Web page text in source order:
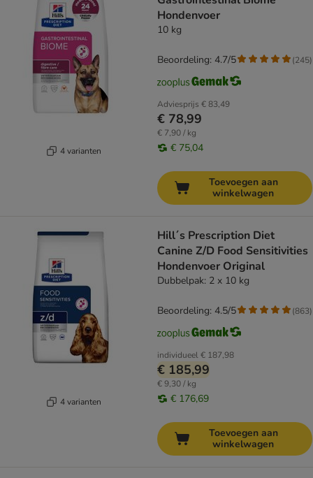
4 varianten
Hondenvoer
10 kg
Adviesprijs € 83,49
€ 78,99
€ 7,90 / kg
€ 75,04
Beoordeling: 4.7/5 (245)
Toevoegen aan
winkelwagen
4 varianten
Hill´s Prescription Diet
Canine Z/D Food Sensitivities
Hondenvoer Original
Dubbelpak: 2 x 10 kg
individueel€ 187,98
€ 185,99
€ 9,30 / kg
€ 176,69
Beoordeling: 4.5/5 (863)
Toevoegen aan
winkelwagen